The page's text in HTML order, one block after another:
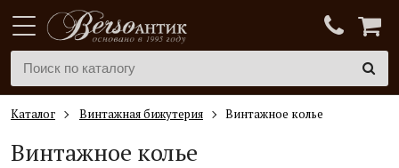
Каталог Винтажная бижутерия Винтажное колье
Винтажное колье